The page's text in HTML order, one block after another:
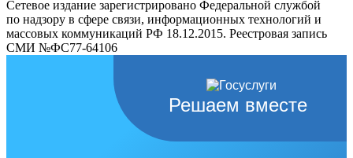
Сетевое издание зарегистрировано Федеральной службой
по надзору в сфере связи, информационных технологий и
массовых коммуникаций РФ 18.12.2015. Реестровая запись
СМИ №ФС77-64106
Решаем вместе